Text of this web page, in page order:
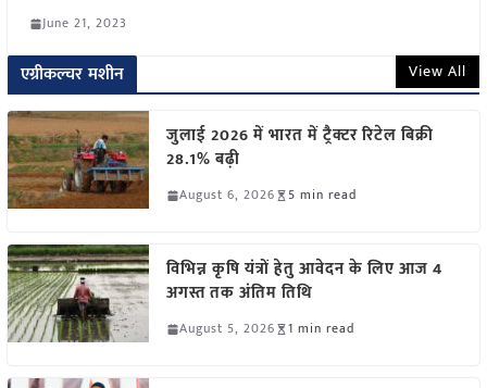
June 21, 2023
एग्रीकल्चर मशीन View All
जुलाई 2026 में भारत में ट्रैक्टर रिटेल बिक्री
28.1% बढ़ी
August 6, 2026 5 min read
विभिन्न कृषि यंत्रों हेतु आवेदन के लिए आज 4
अगस्त तक अंतिम तिथि
August 5, 2026 1 min read